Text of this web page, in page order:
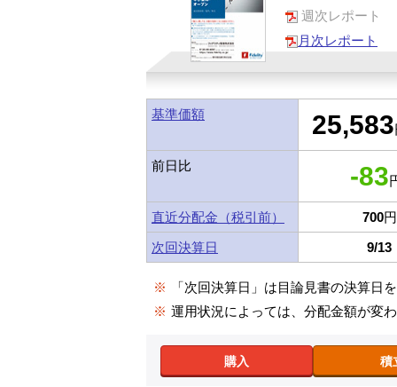
週次レポート
月次レポート
基準価額 25,583
前日比 -83
直近分配金（税引前） 700円
次回決算日
9/13
※
「次回決算日」は目論見書の決算日
※ 運用状況によっては、分配金額が変
購入 積